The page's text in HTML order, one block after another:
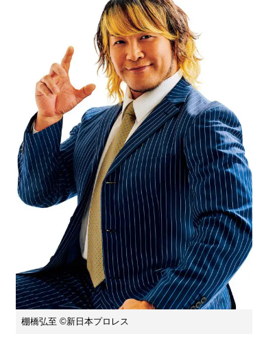
棚橋弘至 ©新日本プロレス